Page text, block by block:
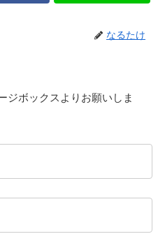
なるたけ
ジボックスよりお願いしま